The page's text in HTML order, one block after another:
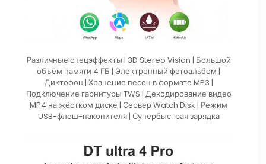
Различные спецэффекты | 3D Stereo Vision | Большой
объём памяти 4 ГБ | Электронный фотоальбом |
Диктофон | Хранение песен в формате MP3 |
Подключение гарнитуры TWS | Декодирование видео
MP4 на жёстком диске | Сервер Watch Disk | Режим
USB-флеш-накопителя | Супербыстрая зарядка